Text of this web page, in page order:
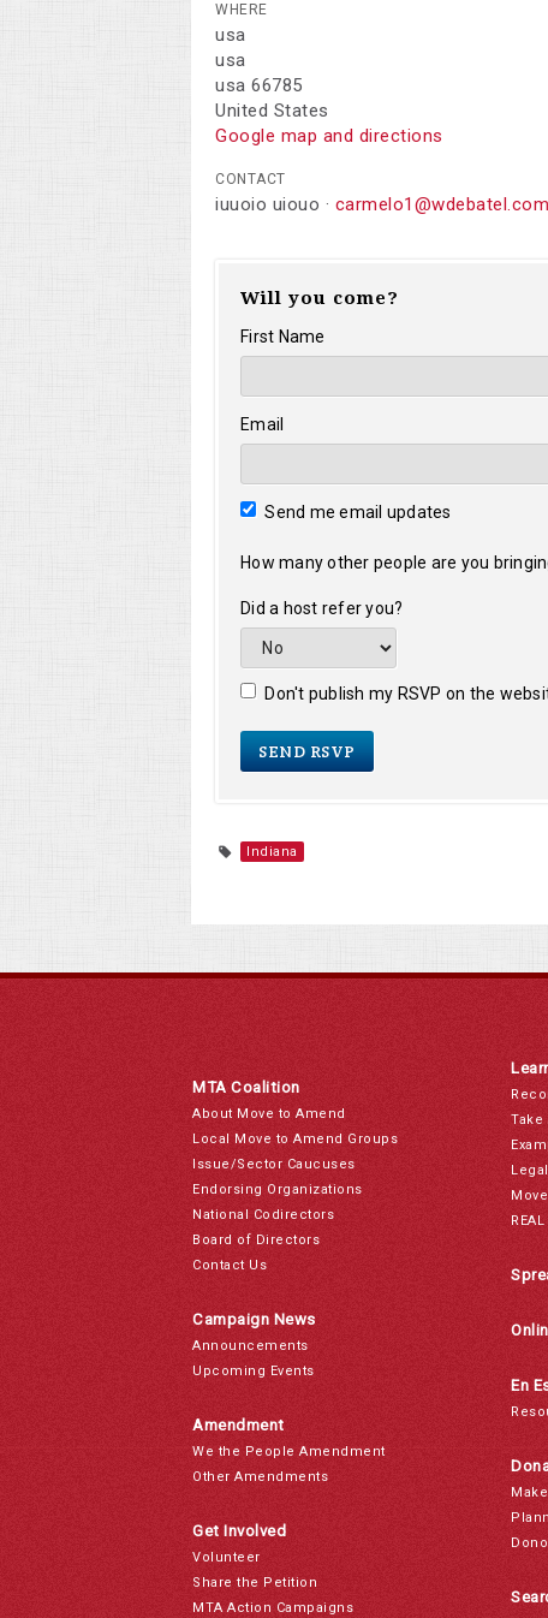
WHERE
usa
usa
usa 66785
United States
Google map and directions
CONTACT
iuuoio uiouo · carmelo1@wdebatel.com
Will you come?
First Name
Email
Send me email updates
How many other people are you
Did a host refer you?
Don't publish my RSVP on the
Indiana
MTA Coalition
About Move to Amend
Local Move to Amend Groups
Issue/Sector Caucuses
Endorsing Organizations
National Codirectors
Board of Directors
Contact Us
Campaign News
Announcements
Upcoming Events
Amendment
We the People Amendment
Other Amendments
Get Involved
Volunteer
Share the Petition
MTA Action Campaigns
Take
En